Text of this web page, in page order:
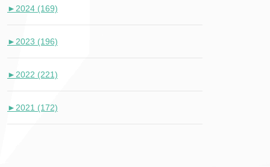
► 2024 (169)
► 2023 (196)
► 2022 (221)
► 2021 (172)